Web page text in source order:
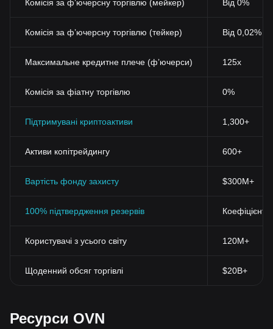
Комісія за фʼючерсну торгівлю (мейкер) Від 0%
Комісія за фʼючерсну торгівлю (тейкер) Від 0,02%
Максимальне кредитне плече (фʼючерси) 125x
Комісія за фіатну торгівлю 0%
Підтримувані криптоактиви 1,300+
Активи копітрейдингу 600+
Вартість фонду захисту $300M+
100% підтвердження резервів Коефіцієнт
Користувачі з усього світу 120M+
Щоденний обсяг торгівлі $20B+
Ресурси OVN